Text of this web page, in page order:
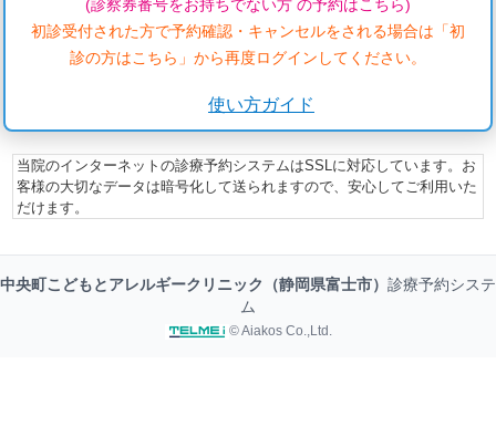
(診察券番号をお持ちでない方 の予約はこちら)
初診受付された方で予約確認・キャンセルをされる場合は「初
診の方はこちら」から再度ログインしてください。
使い方ガイド
当院のインターネットの診療予約システムはSSLに対応しています。お
客様の大切なデータは暗号化して送られますので、安心してご利用いた
だけます。
中央町こどもとアレルギークリニック（静岡県富士市） 診療予約システ
ム
© Aiakos Co.,Ltd.